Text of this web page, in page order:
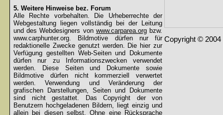
5. Weitere Hinweise bez. Forum
Alle Rechte vorbehalten. Die Urheberrechte der
Webgestaltung liegen vollständig bei der Leitung
und des Webdesigners von www.carparea.orgbzw.
www.carphunter.org. Bildmotive dürfen nur für
redaktionelle Zwecke genutzt werden. Die hier zur
Verfügung gestellten Web-Seiten und Dokumente
dürfen nur zu Informationszwecken verwendet
werden. Diese Seiten und Dokumente sowie
Bildmotive dürfen nicht kommerziell verwertet
werden. Verwendung und Veränderung der
grafischen Darstellungen, Seiten und Dokumente
sind nicht gestattet. Das Copyright der von
Benutzern hochgeladenen Bildern, liegt einzig und
allein bei diesen selbst. Ohne eine Rücksprache
Copyright © 2004